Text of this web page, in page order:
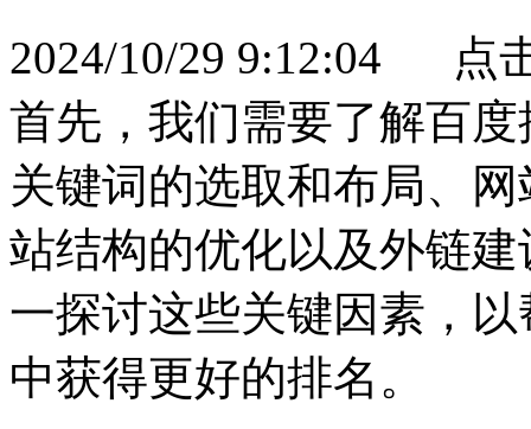
2024/10/29 9:12:04 点
首先，我们需要了解百
关键词的选取和布局、
站结构的优化以及外链
一探讨这些关键因素，
中获得更好的排名。